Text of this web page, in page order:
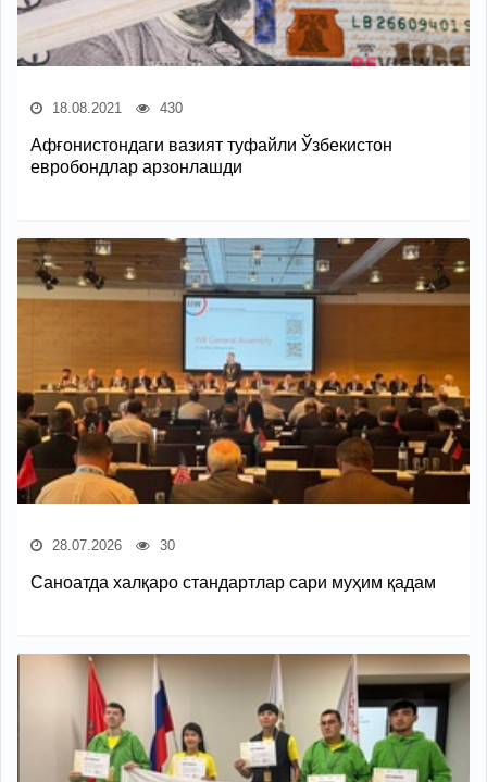
18.08.2021 430
Афғонистондаги вазият туфайли Ўзбекистон
евробондлар арзонлашди
28.07.2026 30
Саноатда халқаро стандартлар сари муҳим қадам